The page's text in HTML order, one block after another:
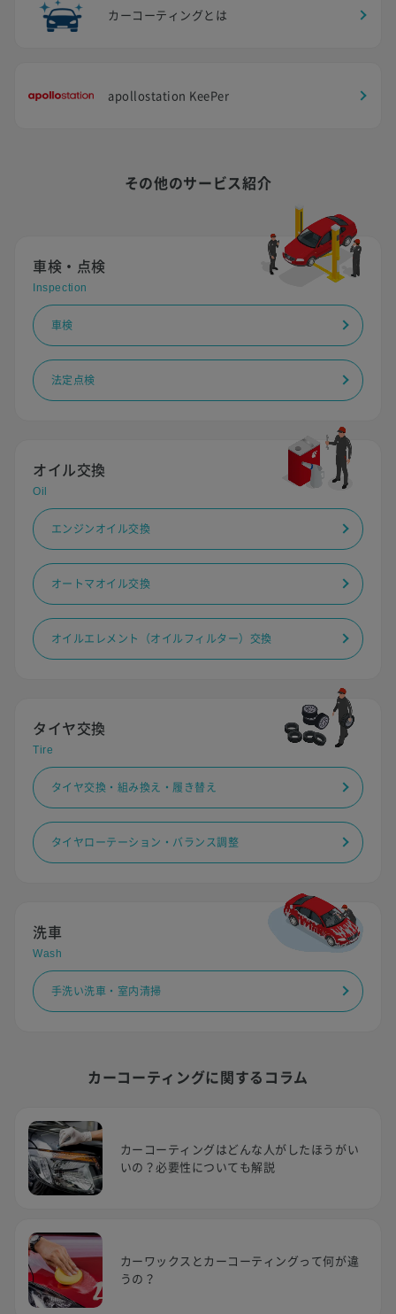
カーコーティングとは
apollostation KeePer
その他のサービス紹介
車検・点検
Inspection
車検
法定点検
オイル交換
Oil
エンジンオイル交換
オートマオイル交換
オイルエレメント（オイルフィルター）交換
タイヤ交換
Tire
タイヤ交換・組み換え・履き替え
タイヤローテーション・バランス調整
洗車
Wash
手洗い洗車・室内清掃
カーコーティングに関するコラム
カーコーティングはどんな人がしたほうがい
いの？必要性についても解説
カーワックスとカーコーティングって何が違
うの？